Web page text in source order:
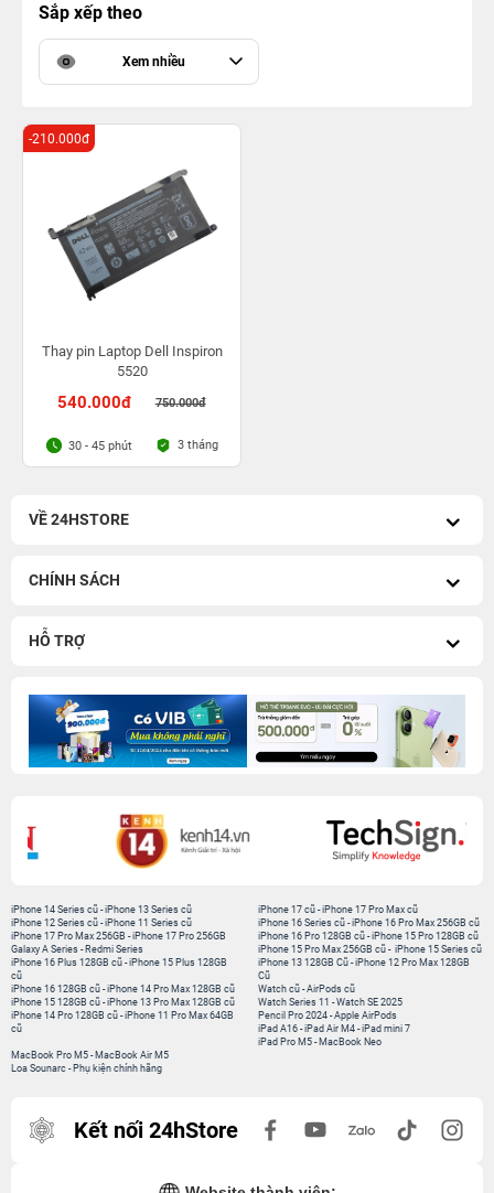
Sắp xếp theo
Xem nhiều
Thay pin Laptop Dell Inspiron
5520
540.000đ 750.000đ
-210.000đ
30 - 45 phút 3 tháng
VỀ 24HSTORE
CHÍNH SÁCH
HỖ TRỢ
iPhone 14 Series cũ -iPhone 13 Series cũ
iPhone 12 Series cũ -iPhone 11 Series cũ
iPhone 17 Pro Max 256GB -iPhone 17 Pro 256GB
Galaxy A Series - Redmi Series
iPhone 17 cũ -iPhone 17 Pro Max cũ
iPhone 16 Series cũ - iPhone 16 Pro Max 256GB cũ
iPhone 16 Pro 128GB cũ -iPhone 15 Pro 128GB cũ
iPhone 15 Pro Max 256GB cũ - iPhone 15 Series cũ
iPhone 16 Plus 128GB cũ -iPhone 15 Plus 128GB
cũ
iPhone 16 128GB cũ -iPhone 14 Pro Max 128GB cũ
iPhone 15 128GB cũ -iPhone 13 Pro Max 128GB cũ
iPhone 14 Pro 128GB cũ -iPhone 11 Pro Max 64GB
cũ
iPhone 13 128GB Cũ -iPhone 12 Pro Max 128GB
Cũ
Watch cũ -AirPods cũ
Watch Series 11 -Watch SE 2025
Pencil Pro 2024 -Apple AirPods
iPad A16 -iPad Air M4 -iPad mini 7
iPad Pro M5 - MacBook Neo
MacBook Pro M5 - MacBook Air M5
Loa Sounarc - Phụ kiện chính hãng
Kết nối 24hStore